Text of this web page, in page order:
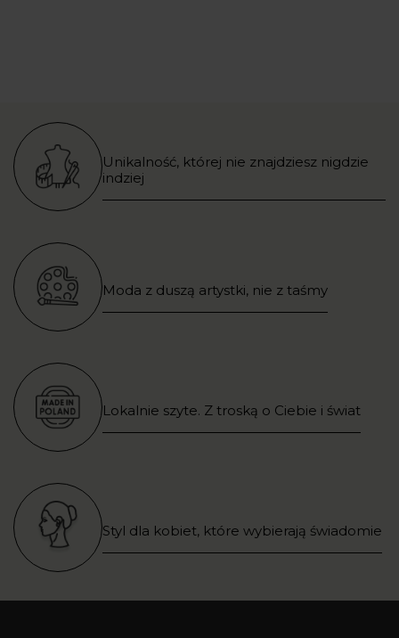
Unikalność, której nie znajdziesz nigdzie
indziej
Moda z duszą artystki, nie z taśmy
Lokalnie szyte. Z troską o Ciebie i świat
Styl dla kobiet, które wybierają świadomie